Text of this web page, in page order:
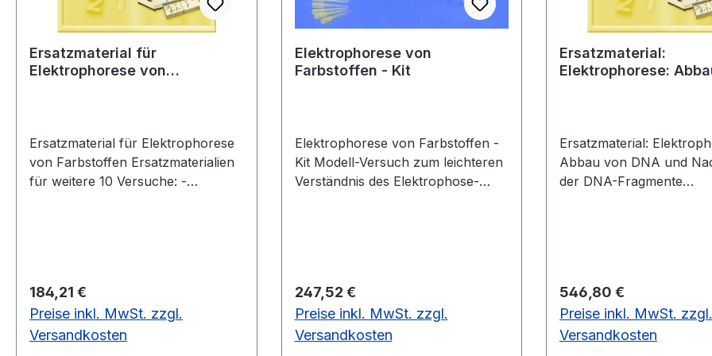
Bernoulli - Ketten und
binomialverteilte Zufallsgrößen ca.
33 x 21 x 1,5 cm
Ersatzmaterial für
Elektrophorese von
Ersatzmaterial für Elektrophorese
von Farbstoffen Ersatzmaterialien
für weitere 10 Versuche: -
Abb.
Regulärer Preis:
184,21 €
Preise inkl. MwSt. zzgl.
Versandkosten
Elektrophorese von
Farbstoffen - Kit
Elektrophorese von Farbstoffen -
Kit Modell-Versuch zum leichteren
Verständnis des Elektrophose-
werden mit Hilfe einer kleinen Gel-
Box 9 x 6 cm eindrucksvoll
demonstriert. Die Bandenmuster
Regulärer Preis:
247,52 €
Preise inkl. MwSt. zzgl.
Versandkosten
Ersatzmaterial:
Elektrophorese:
Ersatzmaterial:
Abbau von DNA und
der DNA-Fragmente
EnzymeErsatzmaterialien
weitere 10 Experimente -
Abb.
Regulärer Preis:
546,80 €
Preise inkl. MwSt. zzgl.
Versandkosten